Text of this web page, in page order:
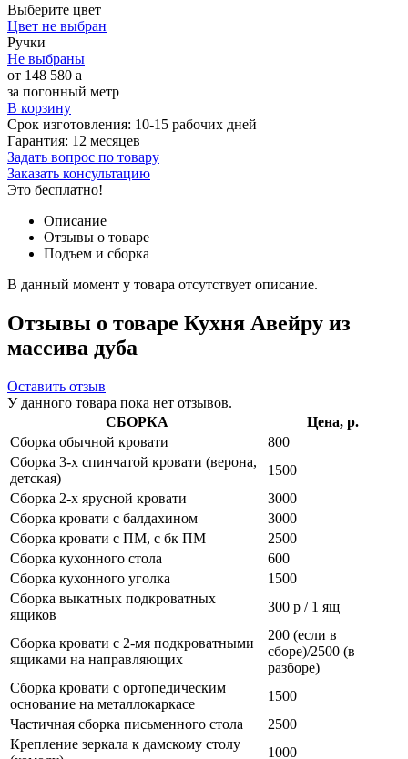
Выберите цвет
Цвет не выбран
Ручки
Не выбраны
от 148 580 a
за погонный метр
В корзину
Срок изготовления: 10-15 рабочих дней
Гарантия: 12 месяцев
Задать вопрос по товару
Заказать консультацию
Это бесплатно!
Описание
Отзывы о товаре
Подъем и сборка
В данный момент у товара отсутствует описание.
Отзывы о товаре Кухня Авейру из
массива дуба
Оставить отзыв
У данного товара пока нет отзывов.
СБОРКА
Цена, р.
Сборка обычной кровати
800
Сборка 3-х спинчатой кровати (верона,
детская)
1500
Сборка 2-х ярусной кровати
3000
Сборка кровати с балдахином
3000
Сборка кровати с ПМ, с бк ПМ
2500
Сборка кухонного стола
600
Сборка кухонного уголка
1500
Сборка выкатных подкроватных
ящиков
300 р / 1 ящ
Сборка кровати с 2-мя подкроватными
ящиками на направляющих
200 (если в
сборе)/2500 (в
разборе)
Сборка кровати с ортопедическим
основание на металлокаркасе
1500
Частичная сборка письменного стола
2500
Крепление зеркала к дамскому столу
1000